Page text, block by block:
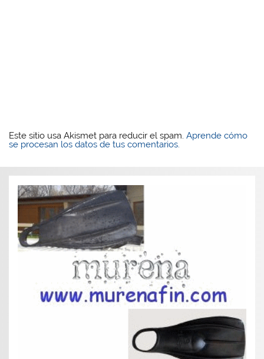
Este sitio usa Akismet para reducir el spam.Aprende cómo
se procesan los datos de tus comentarios.